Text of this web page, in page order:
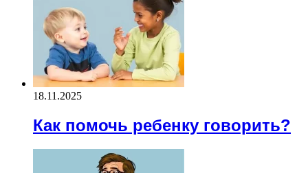
18.11.2025
Как помочь ребенку говорить?